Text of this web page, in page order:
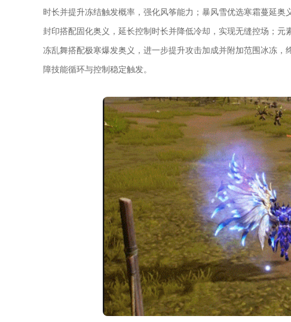
时长并提升冻结触发概率，强化风筝能力；暴风雪优选寒霜蔓延
封印搭配固化奥义，延长控制时长并降低冷却，实现无缝控场；
冻乱舞搭配极寒爆发奥义，进一步提升攻击加成并附加范围冰冻
障技能循环与控制稳定触发。